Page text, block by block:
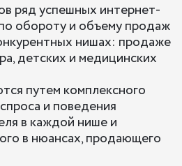
ряд успешных интернет-
обороту и объему продаж
нишах: продаже
детских и медицинских
путем комплексного
и поведения
в каждой нише и
в нюансах, продающего